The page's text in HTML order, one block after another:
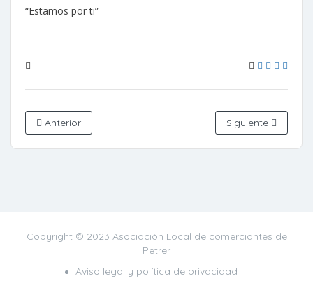
“Estamos por ti”
Anterior Siguiente
Copyright © 2023 Asociación Local de comerciantes de
Petrer
Aviso legal y política de privacidad